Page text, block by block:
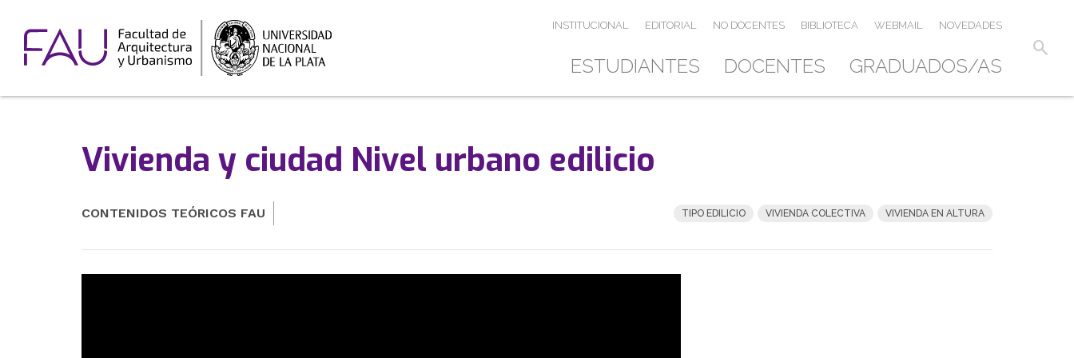
search
ESTUDIANTES DOCENTES GRADUADOS/AS
INSTITUCIONAL EDITORIAL NO DOCENTES BIBLIOTECA WEBMAIL NOVEDADES
Vivienda y ciudad Nivel urbano edilicio
CONTENIDOS TEÓRICOS FAU TIPO EDILICIO VIVIENDA COLECTIVA VIVIENDA EN ALTURA